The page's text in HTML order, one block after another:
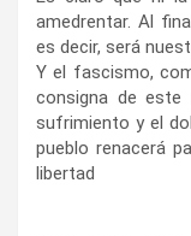
amedrentar. Al
es decir, será
Y el fascismo,
consigna de este
sufrimiento y el
pueblo renacerá
libertad